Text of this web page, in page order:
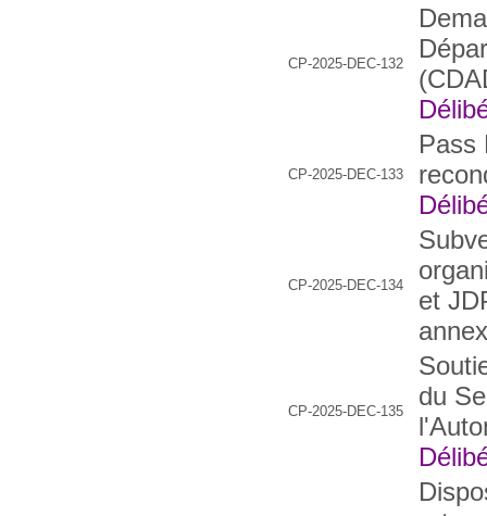
CP-2025-DEC-132
CP-2025-DEC-133
Pass
CP-2025-DEC-134
et
CP-2025-DEC-135
du